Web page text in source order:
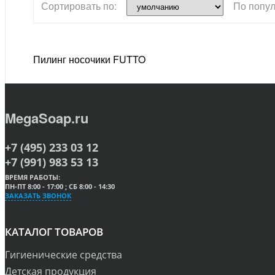
Сортировать по: По
Пилинг носочики FUTTO
MegaSoap.ru
+7 (495) 233 03 12
+7 (991) 983 53 13
ВРЕМЯ РАБОТЫ:
ПН-ПТ 8:00 - 17:00 ; СБ 8:00 - 14:30
ЗАКАЗАТЬ ЗВОНОК
КАТАЛОГ ТОВАРОВ
Гигиенические средства
Детская продукция